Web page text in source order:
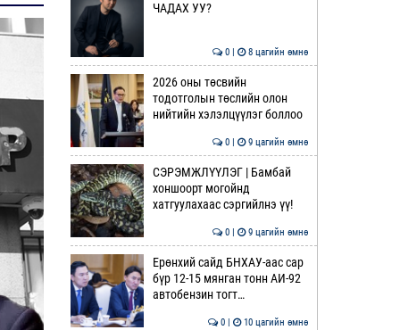
ЧАДАХ УУ?
0 | 8 цагийн өмнө
2026 оны төсвийн
тодотголын төслийн олон
нийтийн хэлэлцүүлэг боллоо
0 | 9 цагийн өмнө
СЭРЭМЖЛҮҮЛЭГ | Бамбай
хоншоорт могойнд
хатгуулахаас сэргийлнэ үү!
0 | 9 цагийн өмнө
Ерөнхий сайд БНХАУ-аас сар
бүр 12-15 мянган тонн АИ-92
автобензин тогт…
0 | 10 цагийн өмнө